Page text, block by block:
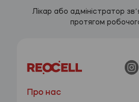
Лікар або адміністратор
протягом
Про нас